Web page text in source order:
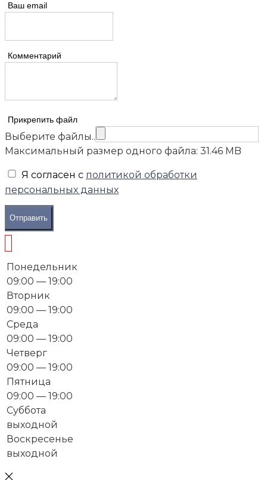
Ваш email
Комментарий
Прикрепить файл
Выберите файлы..
Максимальный размер одного файла: 31.46 MB
Я согласен с политикой обработки
персональных данных
Отправить
Понедельник
09:00 — 19:00
Вторник
09:00 — 19:00
Среда
09:00 — 19:00
Четверг
09:00 — 19:00
Пятница
09:00 — 19:00
Суббота
выходной
Воскресенье
выходной